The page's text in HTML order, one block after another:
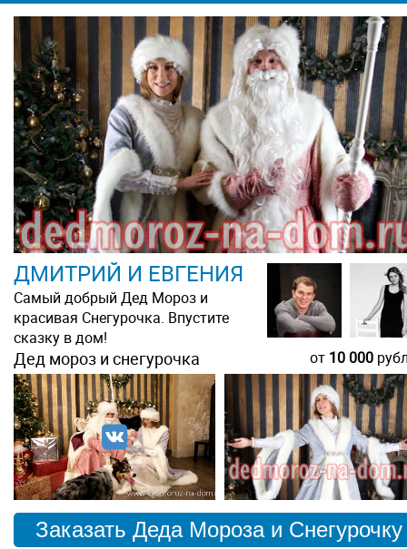
ДМИТРИЙ И ЕВГЕНИЯ
Самый добрый Дед Мороз и
красивая Снегурочка. Впустите
сказку в дом!
Дед мороз и снегурочка от 10 000
Заказать Деда Мороза и Снегурочку